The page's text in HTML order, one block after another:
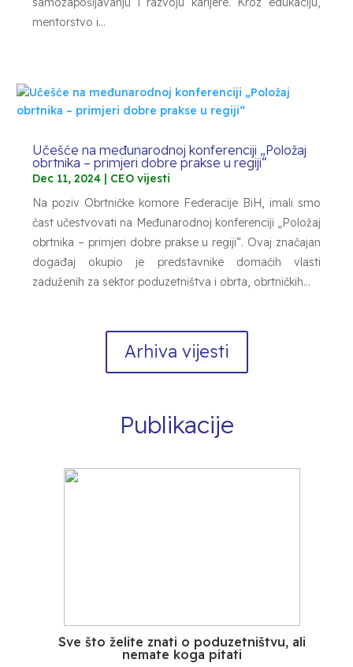
mentorstvo i...
Učešće na međunarodnoj konferenciji „Položaj
obrtnika – primjeri dobre prakse u regiji“
Dec 11, 2024 | CEO vijesti
Na poziv Obrtničke komore Federacije BiH, imali smo
čast učestvovati na Međunarodnoj konferenciji „Položaj
obrtnika – primjeri dobre prakse u regiji“. Ovaj značajan
događaj okupio je predstavnike domaćih vlasti
zaduženih za sektor poduzetništva i obrta, obrtničkih...
Arhiva vijesti
Publikacije
Sve što želite znati o poduzetništvu, ali
nemate koga pitati